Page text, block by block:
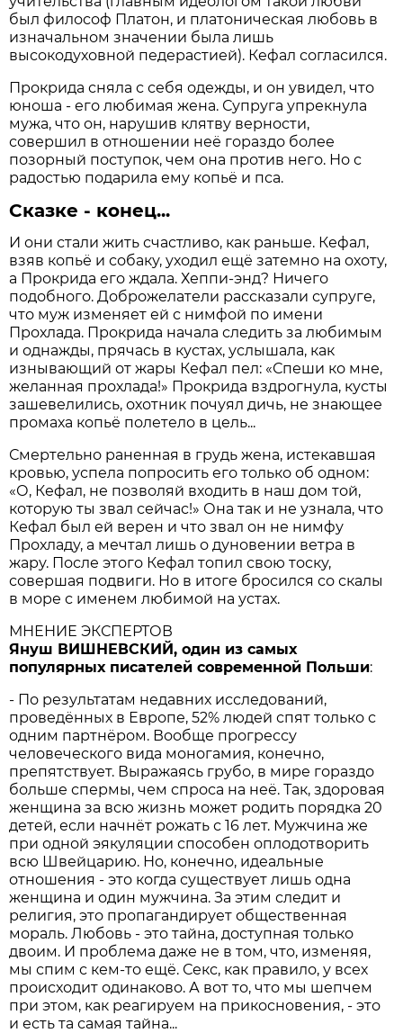
был философ Платон, и платоническая любовь в
изначальном значении была лишь
высокодуховной педерастией). Кефал согласился.
Прокрида сняла с себя одежды, и он увидел, что
юноша - его любимая жена. Супруга упрекнула
мужа, что он, нарушив клятву верности,
совершил в отношении неё гораздо более
позорный поступок, чем она против него. Но с
радостью подарила ему копьё и пса.
Сказке - конец...
И они стали жить счастливо, как раньше. Кефал,
взяв копьё и собаку, уходил ещё затемно на охоту,
а Прокрида его ждала. Хеппи-энд? Ничего
подобного. Доброжелатели рассказали супруге,
что муж изменяет ей с нимфой по имени
Прохлада. Прокрида начала следить за любимым
и однажды, прячась в кустах, услышала, как
изнывающий от жары Кефал пел: «Спеши ко мне,
желанная прохлада!» Прокрида вздрогнула, кусты
зашевелились, охотник почуял дичь, не знающее
промаха копьё полетело в цель...
Смертельно раненная в грудь жена, истекавшая
кровью, успела попросить его только об одном:
«О, Кефал, не позволяй входить в наш дом той,
которую ты звал сейчас!» Она так и не узнала, что
Кефал был ей верен и что звал он не нимфу
Прохладу, а мечтал лишь о дуновении ветра в
жару. После этого Кефал топил свою тоску,
совершая подвиги. Но в итоге бросился со скалы
в море с именем любимой на устах.
МНЕНИЕ ЭКСПЕРТОВ
Януш ВИШНЕВСКИЙ, один из самых
популярных писателей современной Польши:
- По результатам недавних исследований,
проведённых в Европе, 52% людей спят только с
одним партнёром. Вообще прогрессу
человеческого вида моногамия, конечно,
препятствует. Выражаясь грубо, в мире гораздо
больше спермы, чем спроса на неё. Так, здоровая
женщина за всю жизнь может родить порядка 20
детей, если начнёт рожать с 16 лет. Мужчина же
при одной эякуляции способен оплодотворить
всю Швейцарию. Но, конечно, идеальные
отношения - это когда существует лишь одна
женщина и один мужчина. За этим следит и
религия, это пропагандирует общественная
мораль. Любовь - это тайна, доступная только
двоим. И проблема даже не в том, что, изменяя,
мы спим с кем-то ещё. Секс, как правило, у всех
происходит одинаково. А вот то, что мы шепчем
при этом, как реагируем на прикосновения, - это
и есть та самая тайна...